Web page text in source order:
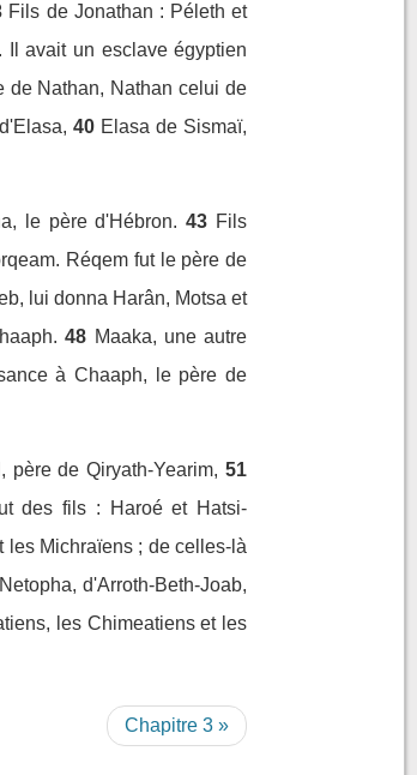
Fils de Jonathan : Péleth et
avait un esclave égyptien
de Nathan, Nathan celui de
40 Elasa de Sismaï,
le père d'Hébron. 43 Fils
Réqem fut le père de
lui donna Harân, Motsa et
48 Maaka, une autre
à Chaaph, le père de
de Qiryath-Yearim, 51
des fils : Haroé et Hatsi-
les Michraïens ; de celles-là
d'Arroth-Beth-Joab,
les Chimeatiens et les
Chapitre 3 »